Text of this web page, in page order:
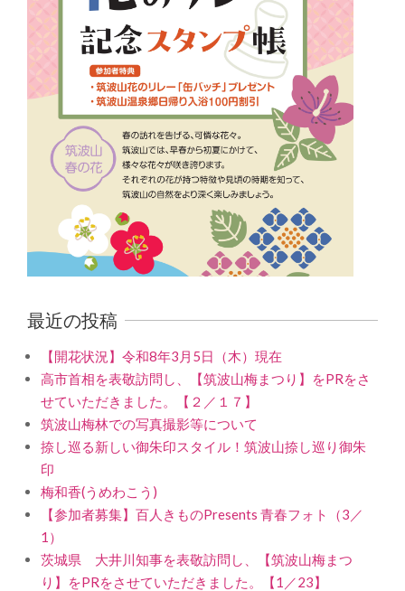
最近の投稿
【開花状況】令和8年3月5日（木）現在
高市首相を表敬訪問し、【筑波山梅まつり】をPRをさ
せていただきました。【２／１７】
筑波山梅林での写真撮影等について
捺し巡る新しい御朱印スタイル！筑波山捺し巡り御朱
印
梅和香(うめわこう)
【参加者募集】百人きものPresents 青春フォト（3／
1）
茨城県 大井川知事を表敬訪問し、【筑波山梅まつ
り】をPRをさせていただきました。【1／23】